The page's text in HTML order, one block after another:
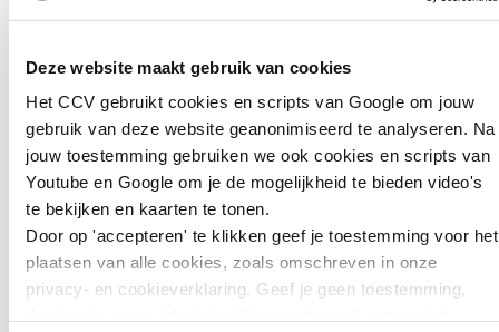
Deze website maakt gebruik van cookies
Het CCV gebruikt cookies en scripts van Google om jouw
gebruik van deze website geanonimiseerd te analyseren. Na
jouw toestemming gebruiken we ook cookies en scripts van
Youtube en Google om je de mogelijkheid te bieden video's
te bekijken en kaarten te tonen.
Door op 'accepteren' te klikken geef je toestemming voor het
plaatsen van alle cookies, zoals omschreven in onze
privacy- en cookieverklaring. Geef je geen toestemming,
sneller in de criminaliteit belandt
iedereen. Ik geloof dat een persoon
zelf de keuze kan maken om de
criminaliteit in te gaan.” Van der Pol
benadrukt wel dat
jeugdcriminaliteit een complex
probleem is dat vaak voortkomt uit
een combinatie van factoren zoals
armoede, gebrek aan perspectief
en traumatische ervaringen.
gebruiken vaker
last onder
dwangsom bij
jongeren
Gemeenten leggen
steeds vaker een last
onder dwangsom op
aan minderjarigen. Dat